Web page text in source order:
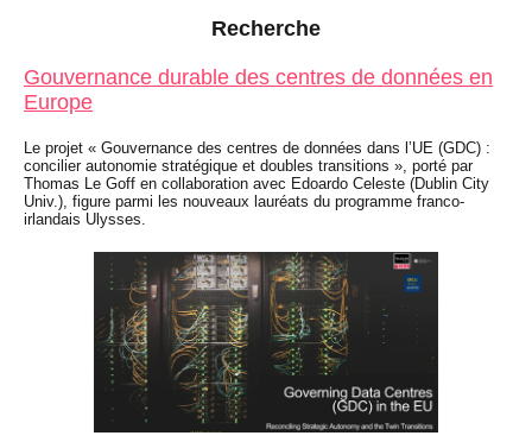
Recherche
Gouvernance durable des centres de données en
Europe
Le projet « Gouvernance des centres de données dans l’UE (GDC) :
concilier autonomie stratégique et doubles transitions », porté par
Thomas Le Goff en collaboration avec Edoardo Celeste (Dublin City
Univ.), figure parmi les nouveaux lauréats du programme franco-
irlandais Ulysses.